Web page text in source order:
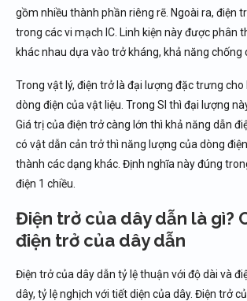
gồm nhiều thành phần riêng rẽ. Ngoài ra, điện
trong các vi mạch IC. Linh kiện này được phân
khác nhau dựa vào trở kháng, khả năng chống
Trong vật lý, điện trở là đại lượng đặc trưng
dòng điện của vật liệu. Trong SI thì đại lượng
Giá trị của điện trở càng lớn thì khả năng dẫn
có vật dẫn cản trở thì năng lượng của dòng
thành các dạng khác. Định nghĩa này đúng
điện 1 chiều.
Điện trở của dây dẫn là gì?
điện trở của dây dẫn
Điện trở của dây dẫn tỷ lệ thuận với độ dài và
dây, tỷ lệ nghịch với tiết diện của dây. Điện trở